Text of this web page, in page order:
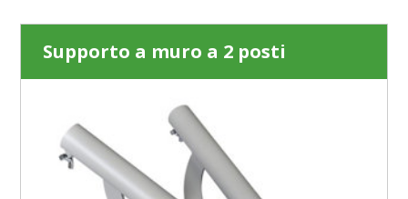
Supporto a muro a 2 posti